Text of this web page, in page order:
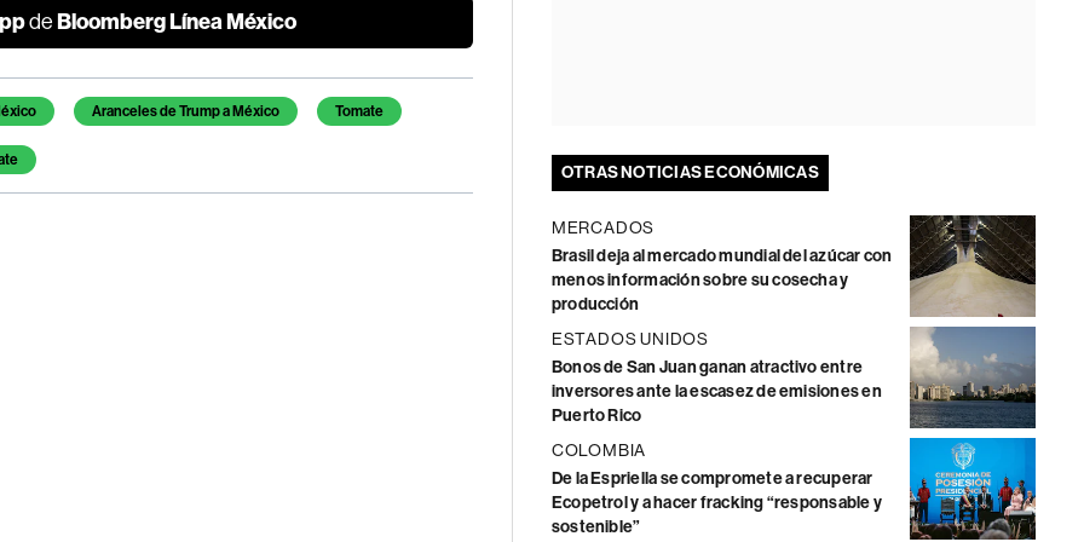
de Bloomberg Línea México
Aranceles de Trump a México Tomate
OTRAS NOTICIAS ECONÓMICAS
MERCADOS
Brasil deja al mercado mundial del azúcar con
menos información sobre su cosecha y
producción
ESTADOS UNIDOS
Bonos de San Juan ganan atractivo entre
inversores ante la escasez de emisiones en
Puerto Rico
COLOMBIA
De la Espriella se compromete a recuperar
Ecopetrol y a hacer fracking “responsable y
sostenible”